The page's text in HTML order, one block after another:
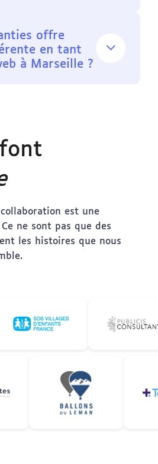
offre
en tant
à Marseille ?
est une
ne sont pas que des
les histoires que nous